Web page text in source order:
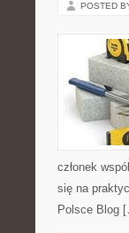
POSTED
członek
się na
Polsce Blog